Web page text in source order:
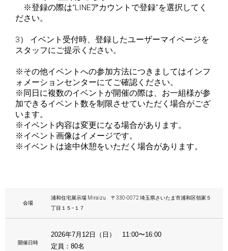
※登録の際は“LINEアカウントで登録”を選択してく
ださい。
3） イベント受付時、登録したユーザーマイページを
スタッフにご提示ください。
※その他イベントへの参加方法につきましてはインフ
ォメーションセンターにてご確認ください。
※同日に複数のイベントが開催の際は、お一組様が参
加できるイベント数を制限させていただく場合がござ
います。
※イベント内容は変更になる場合があります。
※イベント画像はイメージです。
※イベントは途中休憩をいただく場合があります。
会場
浦和住宅展示場 Miraizu 〒330-0072 埼玉県さいたま市浦和区領家５
丁目１５−１７
開催日時
2026年7月12日（日） 11:00〜16:00
定員：80名